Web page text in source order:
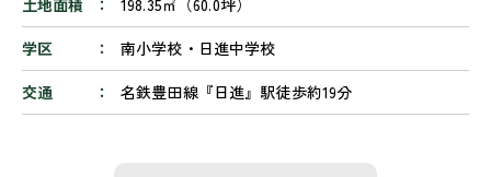
土地面積
198.35㎡（60.0坪）
学区
南小学校・日進中学校
交通
名鉄豊田線『日進』駅徒歩約19分